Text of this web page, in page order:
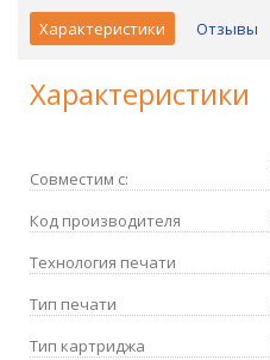
Характеристики Отзывы
Характеристики
Совместим с:
Код производителя
Технология печати
Тип печати
Тип картриджа